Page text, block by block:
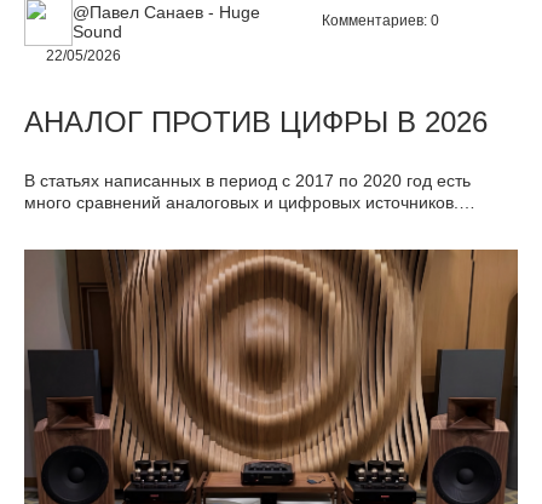
@Павел Санаев - Huge
Sound
22/05/2026
Комментариев: 0
АНАЛОГ ПРОТИВ ЦИФРЫ В 2026
В статьях написанных в период с 2017 по 2020 год есть
много сравнений аналоговых и цифровых источников.
развитии, кажется более правильным написать новую
актуальную статью, чем вносить правки в многочисленные
старые материалы.